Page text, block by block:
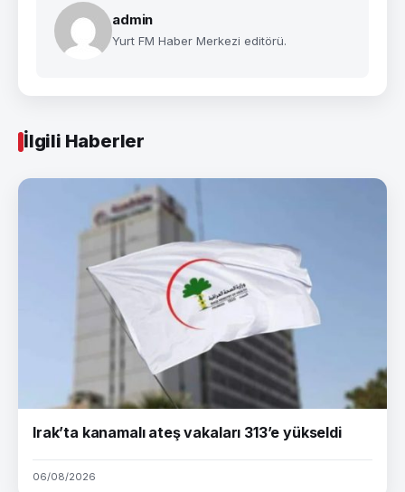
admin
Yurt FM Haber Merkezi editörü.
İlgili Haberler
Irak’ta kanamalı ateş vakaları 313’e yükseldi
06/08/2026